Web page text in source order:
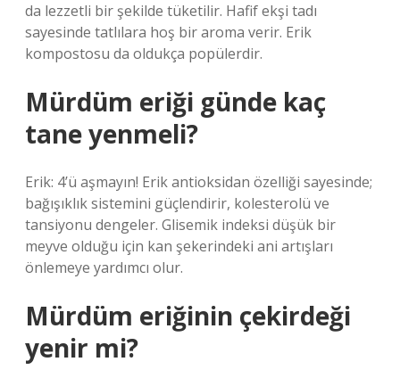
da lezzetli bir şekilde tüketilir. Hafif ekşi tadı
sayesinde tatlılara hoş bir aroma verir. Erik
kompostosu da oldukça popülerdir.
Mürdüm eriği günde kaç
tane yenmeli?
Erik: 4’ü aşmayın! Erik antioksidan özelliği sayesinde;
bağışıklık sistemini güçlendirir, kolesterolü ve
tansiyonu dengeler. Glisemik indeksi düşük bir
meyve olduğu için kan şekerindeki ani artışları
önlemeye yardımcı olur.
Mürdüm eriğinin çekirdeği
yenir mi?